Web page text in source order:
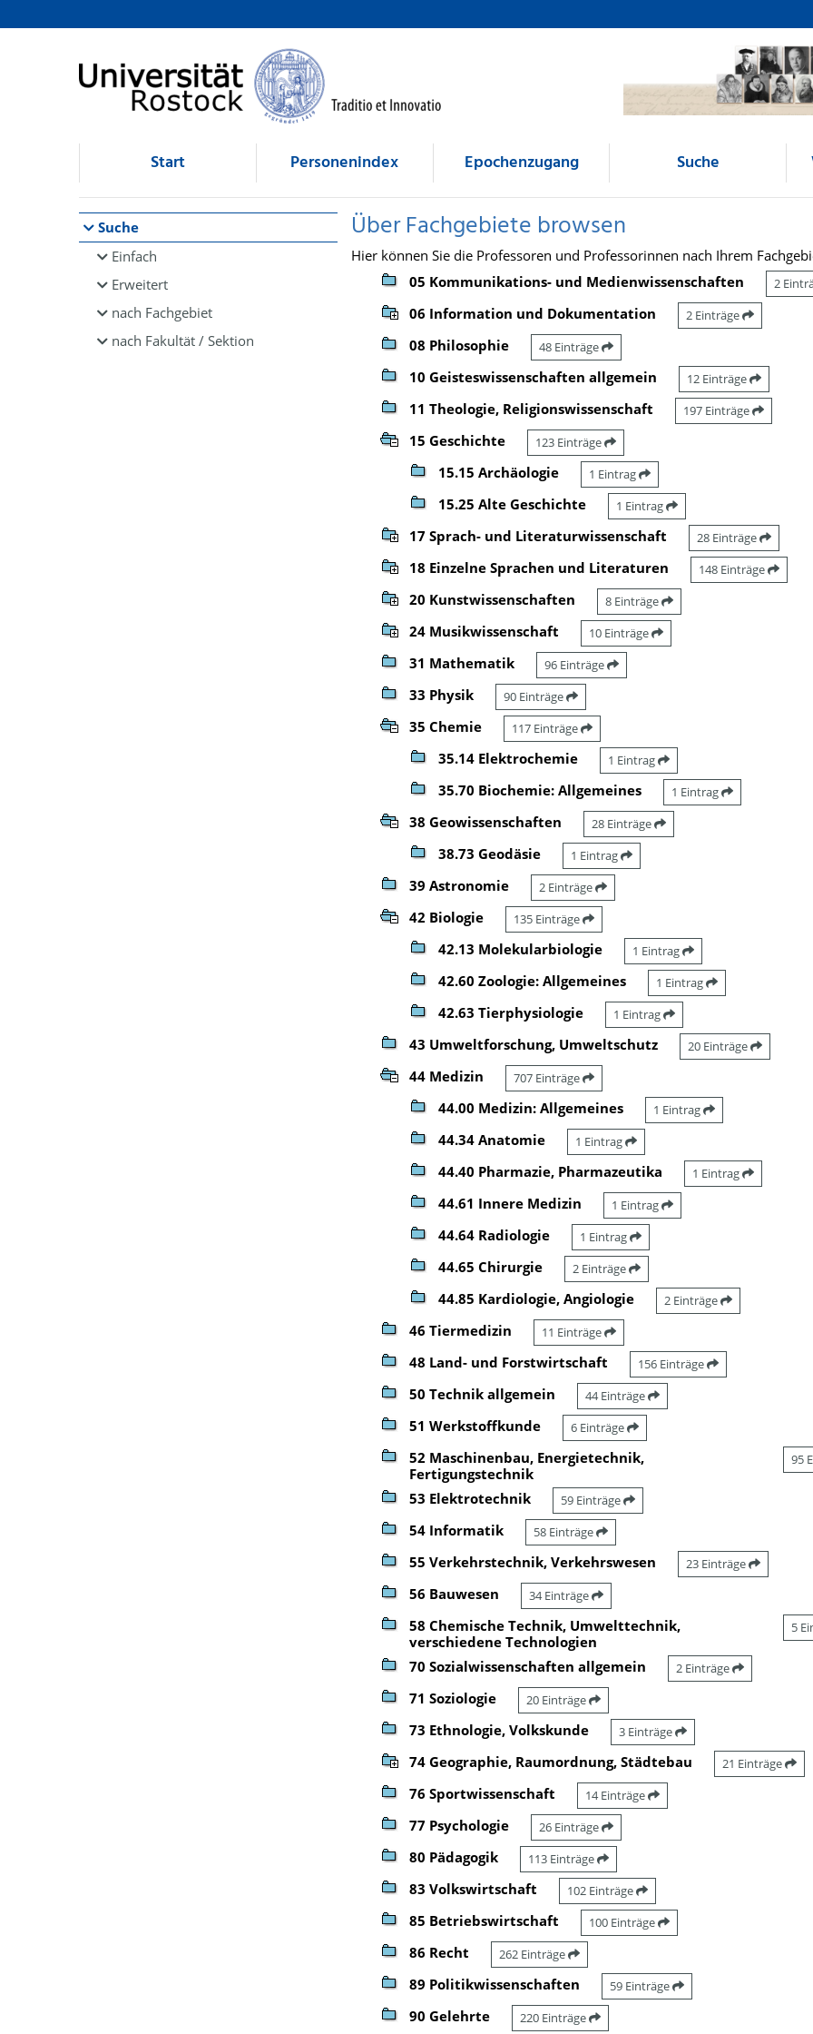
Browsen
direkt zum Inhalt
Start Personenindex Epochenzugang Suche
Suche
Einfach
Erweitert
nach Fachgebiet
nach Fakultät / Sektion
Über Fachgebiete browsen
Hier können Sie die Professoren und Professorinnen nach Ihrem
05 Kommunikations- und Medienwissenschaften
2
06 Information und Dokumentation 2 Einträge
08 Philosophie 48 Einträge
10 Geisteswissenschaften allgemein 12 Einträge
11 Theologie, Religionswissenschaft 197 Einträge
15 Geschichte 123 Einträge
15.15 Archäologie 1 Eintrag
15.25 Alte Geschichte 1 Eintrag
17 Sprach- und Literaturwissenschaft 28 Einträge
18 Einzelne Sprachen und Literaturen 148 Einträge
20 Kunstwissenschaften 8 Einträge
24 Musikwissenschaft 10 Einträge
31 Mathematik 96 Einträge
33 Physik 90 Einträge
35 Chemie 117 Einträge
35.14 Elektrochemie 1 Eintrag
35.70 Biochemie: Allgemeines 1 Eintrag
38 Geowissenschaften 28 Einträge
38.73 Geodäsie 1 Eintrag
39 Astronomie 2 Einträge
42 Biologie 135 Einträge
42.13 Molekularbiologie 1 Eintrag
42.60 Zoologie: Allgemeines 1 Eintrag
42.63 Tierphysiologie 1 Eintrag
43 Umweltforschung, Umweltschutz 20 Einträge
44 Medizin 707 Einträge
44.00 Medizin: Allgemeines 1 Eintrag
44.34 Anatomie 1 Eintrag
44.40 Pharmazie, Pharmazeutika 1 Eintrag
44.61 Innere Medizin 1 Eintrag
44.64 Radiologie 1 Eintrag
44.65 Chirurgie 2 Einträge
44.85 Kardiologie, Angiologie 2 Einträge
46 Tiermedizin 11 Einträge
48 Land- und Forstwirtschaft 156 Einträge
50 Technik allgemein 44 Einträge
51 Werkstoffkunde 6 Einträge
52 Maschinenbau, Energietechnik,
Fertigungstechnik
95
53 Elektrotechnik 59 Einträge
54 Informatik 58 Einträge
55 Verkehrstechnik, Verkehrswesen 23 Einträge
56 Bauwesen 34 Einträge
58 Chemische Technik, Umwelttechnik,
verschiedene Technologien
5
70 Sozialwissenschaften allgemein 2 Einträge
71 Soziologie 20 Einträge
73 Ethnologie, Volkskunde 3 Einträge
74 Geographie, Raumordnung, Städtebau 21 Einträge
76 Sportwissenschaft 14 Einträge
77 Psychologie 26 Einträge
80 Pädagogik 113 Einträge
83 Volkswirtschaft 102 Einträge
85 Betriebswirtschaft 100 Einträge
86 Recht 262 Einträge
89 Politikwissenschaften 59 Einträge
90 Gelehrte 220 Einträge